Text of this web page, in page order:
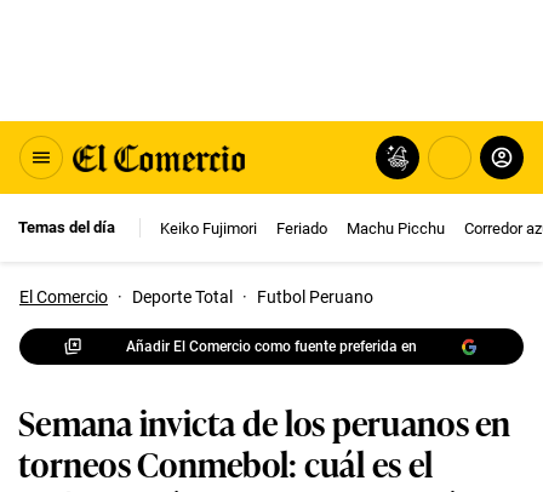
Temas del día Keiko Fujimori Feriado Machu Picchu Corredor
El Comercio · Deporte Total · Futbol Peruano
Añadir El Comercio como fuente preferida en
Semana invicta de los peruanos en
torneos Conmebol: cuál es el